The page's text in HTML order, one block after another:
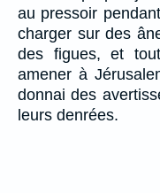
au pressoir
charger sur des
des figues, et
amener à
donnai des
leurs denrées.